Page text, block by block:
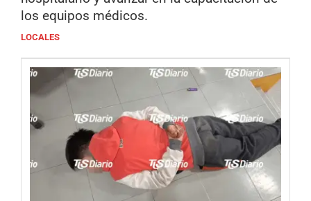
los equipos médicos.
LOCALES